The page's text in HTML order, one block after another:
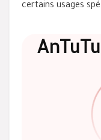
certains usages